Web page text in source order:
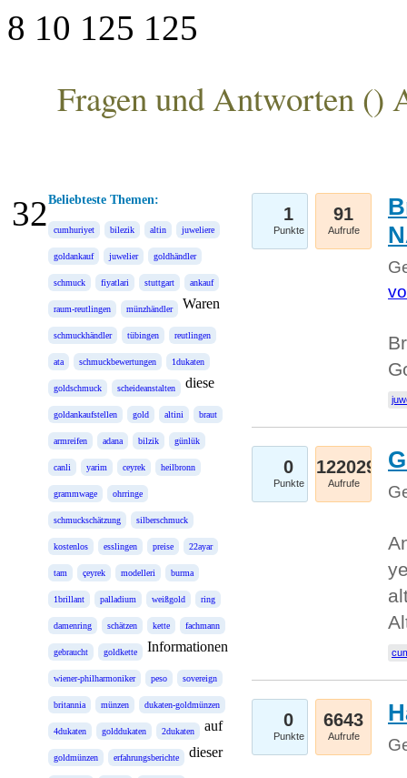
8 10 125 125
Fragen und Antworten ()
Beliebteste Themen:
cumhuriyet bilezik altin juweliere
goldankauf juwelier goldhändler
schmuck fiyatlari stuttgart ankauf
raum-reutlingen münzhändler
schmuckhändler tübingen reutlingen
ata schmuckbewertungen 1dukaten
goldschmuck scheideanstalten
goldankaufstellen gold altini braut
armreifen adana bilzik günlük
canli yarim ceyrek heilbronn
grammwage ohrringe
schmuckschätzung silberschmuck
kostenlos esslingen preise 22ayar
tam çeyrek modelleri burma
1brillant palladium weißgold ring
damenring schätzen kette fachmann
gebraucht goldkette
wiener-philharmoniker peso sovereign
britannia münzen dukaten-goldmünzen
4dukaten golddukaten 2dukaten
goldmünzen erfahrungsberichte
Waren
diese
Informationen
auf
dieser
1
Punkte
91
Aufrufe
0
Punkte
122029
Aufrufe
0
Punkte
6643
Aufrufe
32